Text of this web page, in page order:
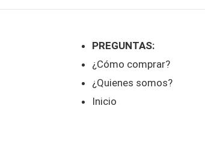
PREGUNTAS:
¿Cómo comprar?
¿Quienes somos?
Inicio